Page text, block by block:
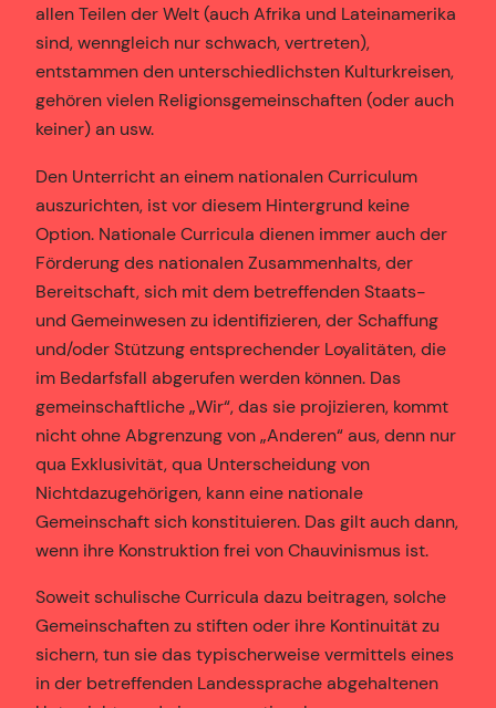
allen Teilen der Welt (auch Afrika und Lateinamerika
sind, wenngleich nur schwach, vertreten),
entstammen den unterschiedlichsten Kulturkreisen,
gehören vielen Religionsgemeinschaften (oder auch
keiner) an usw.
Den Unterricht an einem nationalen Curriculum
auszurichten, ist vor diesem Hintergrund keine
Option. Nationale Curricula dienen immer auch der
Förderung des nationalen Zusammenhalts, der
Bereitschaft, sich mit dem betreffenden Staats-
und Gemeinwesen zu identifizieren, der Schaffung
und/oder Stützung entsprechender Loyalitäten, die
im Bedarfsfall abgerufen werden können. Das
gemeinschaftliche „Wir“, das sie projizieren, kommt
nicht ohne Abgrenzung von „Anderen“ aus, denn nur
qua Exklusivität, qua Unterscheidung von
Nichtdazugehörigen, kann eine nationale
Gemeinschaft sich konstituieren. Das gilt auch dann,
wenn ihre Konstruktion frei von Chauvinismus ist.
Soweit schulische Curricula dazu beitragen, solche
Gemeinschaften zu stiften oder ihre Kontinuität zu
sichern, tun sie das typischerweise vermittels eines
in der betreffenden Landessprache abgehaltenen